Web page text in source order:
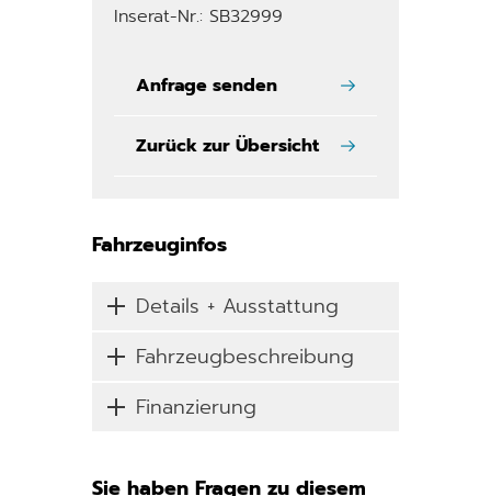
Inserat-Nr.: SB32999
Anfrage senden
Zurück zur Übersicht
Fahrzeuginfos
Details + Ausstattung
Fahrzeugbeschreibung
Finanzierung
Sie haben Fragen zu diesem